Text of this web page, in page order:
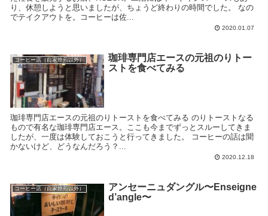
り、休憩しようと思いましたが、ちょうど終わりの時間でした。 なの
でテイクアウトを。コーヒーは佐...
2020.01.07
コーヒー店（自家焙煎以外）
珈琲専門店エースの元祖のりトー
ストを食べてみる
珈琲専門店エースの元祖のりトーストを食べてみる のりトーストなる
もので有名な珈琲専門店エース。ここも今までずっとスルーしてきま
したが、一度は体験しておこうと行ってきました。 コーヒーの話は聞
かないけど、どうなんだろう？...
2020.12.18
コーヒー店（自家焙煎以外）
アンセーニュダングル〜Enseigne
d’angle〜